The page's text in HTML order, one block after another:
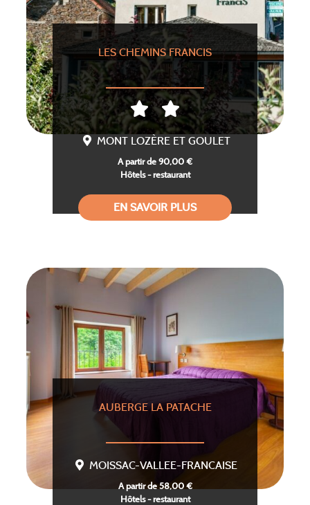
LES CHEMINS FRANCIS
MONT LOZÈRE ET GOULET
A partir de 90,00 €
Hôtels - restaurant
EN SAVOIR PLUS
AUBERGE LA PATACHE
MOISSAC-VALLEE-FRANCAISE
A partir de 58,00 €
Hôtels - restaurant